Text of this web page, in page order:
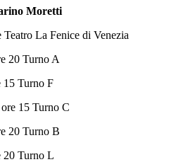
Moretti
La Fenice di Venezia
20 Turno A
15 Turno F
15 Turno C
20 Turno B
20 Turno L